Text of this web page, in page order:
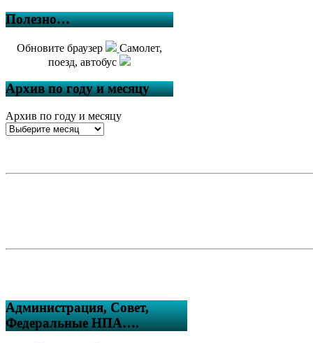
Полезно…
Обновите браузер
Самолет,
поезд, автобус
Архив по году и месяцу
Архив по году и месяцу
Администрация, Совет,
Федеральные НПА….